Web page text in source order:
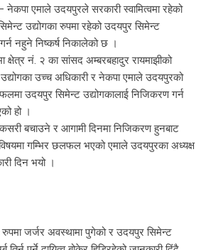
नेकपा एमाले उदयपुरले सरकारी स्वामित्वमा रहेको
उद्योगका रुपमा रहेको उदयपुर सिमेन्ट
नहुने निष्कर्ष निकालेको छ ।
क्षेत्र नं. २ का सांसद अम्बरबहादुर रायमाझीको
उच्च अधिकारी र नेकपा एमाले उदयपुरको
उदयपुर सिमेन्ट उद्योगकालाई निजिकरण गर्न
हो ।
बचाउने र आगामी दिनमा निजिकरण हुनबाट
गम्भिर छलफल भएको एमाले उदयपुरका अध्यक्ष
दिन भयो ।
रुपमा जर्जर अवस्थामा पुगेको र उदयपुर सिमेन्ट